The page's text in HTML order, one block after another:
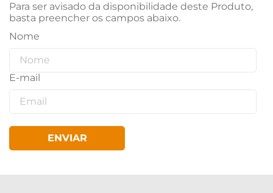
Para ser avisado da disponibilidade deste Produto,
basta preencher os campos abaixo.
ENVIAR